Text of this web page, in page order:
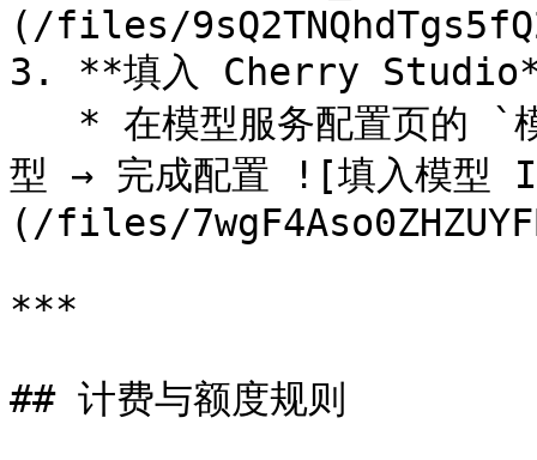
(/files/
3. **填入 Cherry
型 → 完成配置 ![填入模型
(/files/
***
## 计费与额度规则